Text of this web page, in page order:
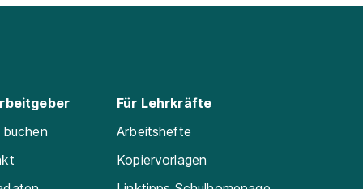
Für Lehrkräfte
Arbeitshefte
Kopiervorlagen